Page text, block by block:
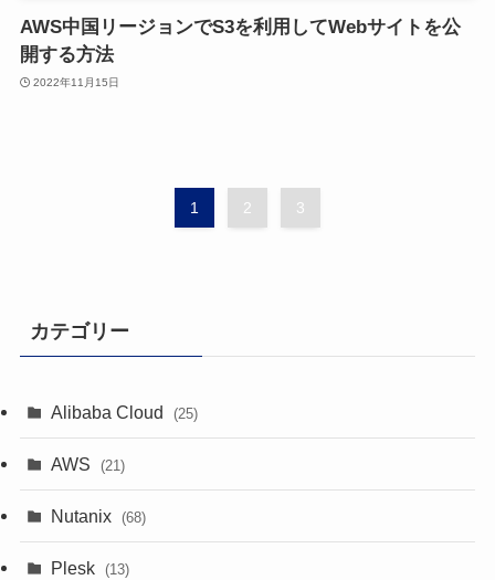
AWS中国リージョンでS3を利用してWebサイトを公
開する方法
2022年11月15日
1 2 3
カテゴリー
Alibaba Cloud (25)
AWS (21)
Nutanix (68)
Plesk (13)